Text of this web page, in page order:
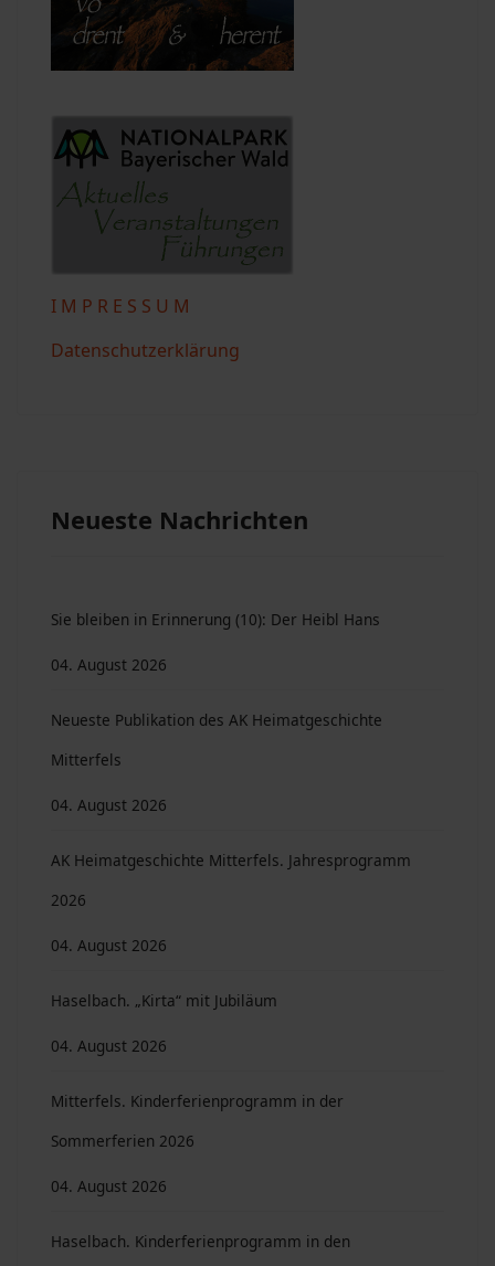
I M P R E S S U M
Datenschutzerklärung
Neueste Nachrichten
Sie bleiben in Erinnerung (10): Der Heibl Hans
04. August 2026
Neueste Publikation des AK Heimatgeschichte
Mitterfels
04. August 2026
AK Heimatgeschichte Mitterfels. Jahresprogramm
2026
04. August 2026
Haselbach. „Kirta“ mit Jubiläum
04. August 2026
Mitterfels. Kinderferienprogramm in der
Sommerferien 2026
04. August 2026
Haselbach. Kinderferienprogramm in den